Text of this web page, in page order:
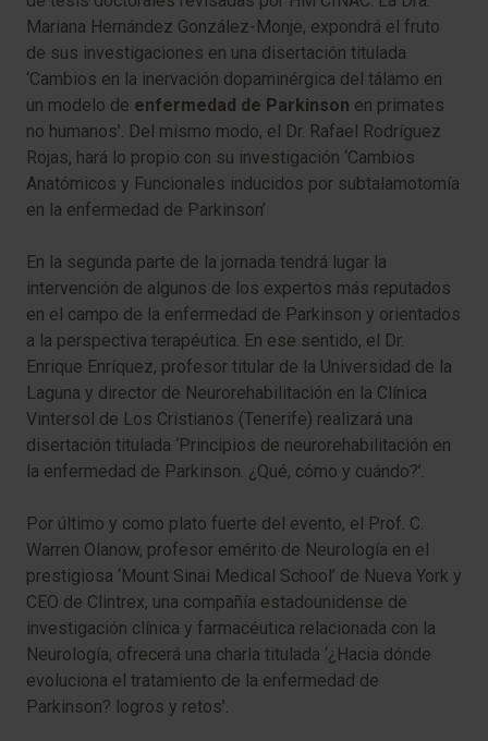
Mariana Hernández González-Monje, expondrá el fruto
de sus investigaciones en una disertación titulada
‘Cambios en la inervación dopaminérgica del tálamo en
un modelo de enfermedad de Parkinson en primates
no humanos’. Del mismo modo, el Dr. Rafael Rodríguez
Rojas, hará lo propio con su investigación ‘Cambios
Anatómicos y Funcionales inducidos por subtalamotomía
en la enfermedad de Parkinson’
En la segunda parte de la jornada tendrá lugar la
intervención de algunos de los expertos más reputados
en el campo de la enfermedad de Parkinson y orientados
a la perspectiva terapéutica. En ese sentido, el Dr.
Enrique Enríquez, profesor titular de la Universidad de la
Laguna y director de Neurorehabilitación en la Clínica
Vintersol de Los Cristianos (Tenerife) realizará una
disertación titulada ‘Principios de neurorehabilitación en
la enfermedad de Parkinson. ¿Qué, cómo y cuándo?’.
Por último y como plato fuerte del evento, el Prof. C.
Warren Olanow, profesor emérito de Neurología en el
prestigiosa ‘Mount Sinai Medical School’ de Nueva York y
CEO de Clintrex, una compañía estadounidense de
investigación clínica y farmacéutica relacionada con la
Neurología, ofrecerá una charla titulada ‘¿Hacia dónde
evoluciona el tratamiento de la enfermedad de
Parkinson? logros y retos’.